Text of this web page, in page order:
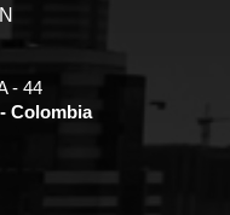
- 44
Colombia